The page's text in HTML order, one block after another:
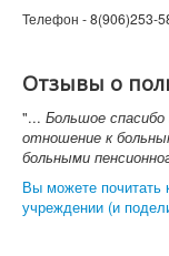
Телефон - 8(906)253-
Отзывы о
"... Большое
отношение к
больными
Вы можете почитать
учреждении (и